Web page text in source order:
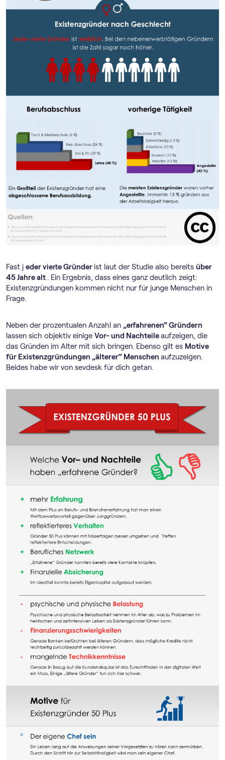
Fast j eder vierte Gründer ist laut der Studie also bereits über
45 Jahre alt . Ein Ergebnis, dass eines ganz deutlich zeigt:
Existenzgründungen kommen nicht nur für junge Menschen in
Frage.
Neben der prozentualen Anzahl an „erfahrenen“ Gründern
lassen sich objektiv einige Vor- und Nachteileaufzeigen, die
das Gründen im Alter mit sich bringen. Ebenso gilt es Motive
für Existenzgründungen „älterer“ Menschen aufzuzeigen.
Beides habe wir von sevdesk für dich getan.